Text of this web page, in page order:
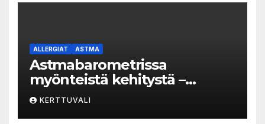
ALLERGIAT ASTMA
Astmabarometrissa
myönteistä kehitystä –
astman seurantaa edelleen
kehitettävä
KERTTUVALI